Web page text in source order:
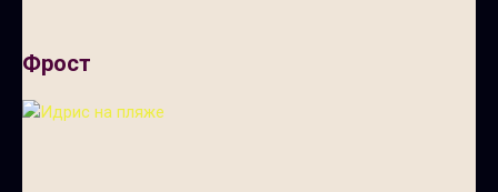
Фрост